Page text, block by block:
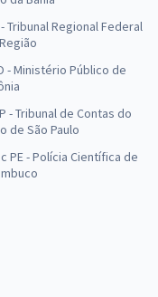
- Tribunal Regional Federal
- Ministério Público de
- Tribunal de Contas do
de São Paulo
PE - Polícia Científica de